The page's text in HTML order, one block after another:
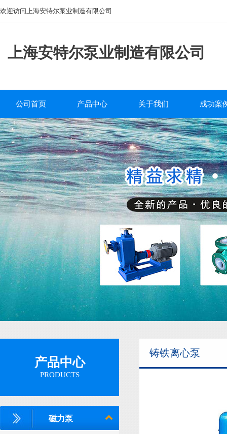
欢迎访问上海安特尔泵业制造有限公司
上海安特尔泵业制造有限公司
公司首页 产品中心
磁力泵
离心泵
自吸泵
排污泵
管道泵
关于我们
公司简介
企业文化
服务中心
研发团队
成功案
工程案
产品中心
PRODUCTS
磁力泵
铸铁离心泵